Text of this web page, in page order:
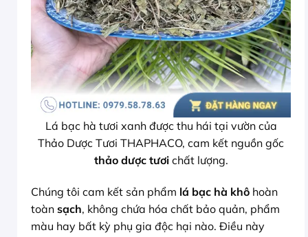
Lá bạc hà tươi xanh được thu hái tại vườn của
Thảo Dược Tươi THAPHACO, cam kết nguồn gốc
thảo dược tươichất lượng.
Chúng tôi cam kết sản phẩm lá bạc hà khô hoàn
toàn sạch, không chứa hóa chất bảo quản, phẩm
màu hay bất kỳ phụ gia độc hại nào. Điều này